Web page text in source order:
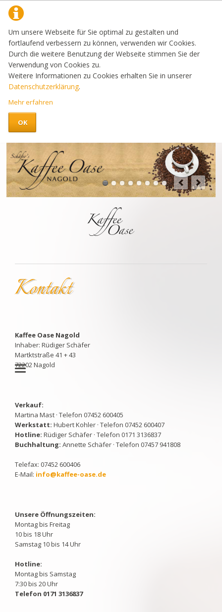
Um unsere Webseite für Sie optimal zu gestalten und
fortlaufend verbessern zu können, verwenden wir Cookies.
Durch die weitere Benutzung der Webseite stimmen Sie der
Verwendung von Cookies zu.
Weitere Informationen zu Cookies erhalten Sie in unserer
Datenschutzerklärung.
Mehr erfahren
OK
Kontakt
Kaffee Oase Nagold
Inhaber: Rüdiger Schäfer
Martktstraße 41 + 43
72202 Nagold
Verkauf:
Martina Mast · Telefon 07452 600405
Werkstatt: Hubert Kohler · Telefon 07452 600407
Hotline: Rüdiger Schäfer · Telefon 0171 3136837
Buchhaltung: Annette Schäfer · Telefon 07457 941808
Telefax: 07452 600406
E-Mail: info@kaffee-oase.de
Unsere Öffnungszeiten:
Montag bis Freitag
10 bis 18 Uhr
Samstag 10 bis 14 Uhr
Hotline:
Montag bis Samstag
7:30 bis 20 Uhr
Telefon 0171 3136837